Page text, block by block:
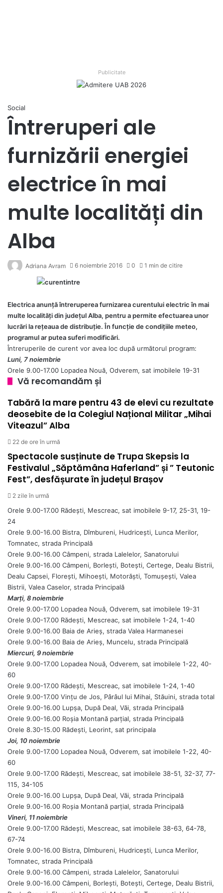
Publicitate
Social
Întreruperi ale
furnizării energiei
electrice în mai
multe localități din
Alba
Adriana Avram 6 noiembrie 2016 0 1 min de citire
Electrica anunță întreruperea furnizarea curentului electric în mai
multe localități din județul Alba, pentru a permite efectuarea unor
lucrări la rețeaua de distribuție. În funcție de condițiile meteo,
programul ar putea suferi modificări.
Întreruperile de curent vor avea loc după următorul program:
Luni, 7 noiembrie
Orele 9.00-17.00 Lopadea Nouă, Odverem, sat imobilele 19-31
Vă recomandăm și
Tabără la mare pentru 43 de elevi cu rezultate
deosebite de la Colegiul Național Militar „Mihai
Viteazul” Alba
22 de ore în urmă
Spectacole susținute de Trupa Skepsis la
Festivalul „Săptămâna Haferland” și ” Teutonic
Fest”, desfășurate în județul Brașov
2 zile în urmă
Orele 9.00-17.00 Rădești, Mescreac, sat imobilele 9-17, 25-31, 19-
24
Orele 9.00-16.00 Bistra, Dîmbureni, Hudricești, Lunca Merilor,
Tomnatec, strada Principală
Orele 9.00-16.00 Câmpeni, strada Lalelelor, Sanatorului
Orele 9.00-16.00 Câmpeni, Borlești, Botești, Certege, Dealu Bistrii,
Dealu Capsei, Florești, Mihoești, Motorăști, Tomușești, Valea
Bistrii, Valea Caselor, strada Principală
Marți, 8 noiembrie
Orele 9.00-17.00 Lopadea Nouă, Odverem, sat imobilele 19-31
Orele 9.00-17.00 Rădești, Mescreac, sat imobilele 1-24, 1-40
Orele 9.00-16.00 Baia de Arieș, strada Valea Harmanesei
Orele 9.00-16.00 Baia de Arieș, Muncelu, strada Principală
Miercuri, 9 noiembrie
Orele 9.00-17.00 Lopadea Nouă, Odverem, sat imobilele 1-22, 40-
60
Orele 9.00-17.00 Rădești, Mescreac, sat imobilele 1-24, 1-40
Orele 9.00-17.00 Vințu de Jos, Pârâul lui Mihai, Stăuini, strada total
Orele 9.00-16.00 Lupșa, După Deal, Văi, strada Principală
Orele 9.00-16.00 Roșia Montană parțial, strada Principală
Orele 8.30-15.00 Rădești, Leorint, sat principala
Joi, 10 noiembrie
Orele 9.00-17.00 Lopadea Nouă, Odverem, sat imobilele 1-22, 40-
60
Orele 9.00-17.00 Rădești, Mescreac, sat imobilele 38-51, 32-37, 77-
115, 34-105
Orele 9.00-16.00 Lupșa, După Deal, Văi, strada Principală
Orele 9.00-16.00 Roșia Montană parțial, strada Principală
Vineri, 11 noiembrie
Orele 9.00-17.00 Rădești, Mescreac, sat imobilele 38-63, 64-78,
67-74
Orele 9.00-16.00 Bistra, Dîmbureni, Hudricești, Lunca Merilor,
Tomnatec, strada Principală
Orele 9.00-16.00 Câmpeni, strada Lalelelor, Sanatorului
Orele 9.00-16.00 Câmpeni, Borlești, Botești, Certege, Dealu Bistrii,